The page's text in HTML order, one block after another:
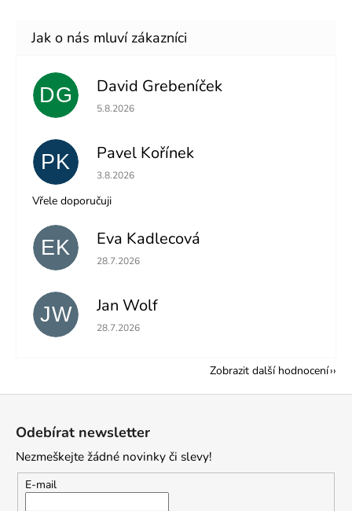
DG David Grebeníček
Hodnocení obchodu je 5 z 5 hvězdiček.
5.8.2026
PK Pavel Kořínek
Hodnocení obchodu je 5 z 5 hvězdiček.
3.8.2026
Vřele doporučuji
EK Eva Kadlecová
Hodnocení obchodu je 5 z 5 hvězdiček.
28.7.2026
JW Jan Wolf
Hodnocení obchodu je 5 z 5 hvězdiček.
28.7.2026
Zobrazit další hodnocení
Odebírat newsletter
Nezmeškejte žádné novinky či slevy!
E-mail